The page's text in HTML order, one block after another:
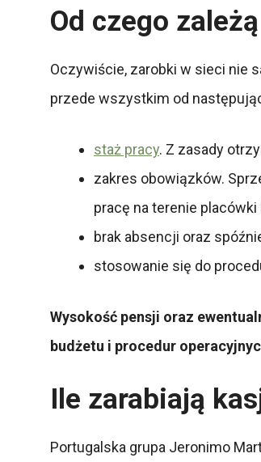
Od czego
Oczywiście, zarobki w sieci nie
przede wszystkim od
staż pracy. Z zasady
zakres obowiązków.
pracę na terenie
brak absencji oraz
stosowanie się do
Wysokość pensji oraz
budżetu i procedur
Ile zarabiają
Portugalska grupa Jeronimo